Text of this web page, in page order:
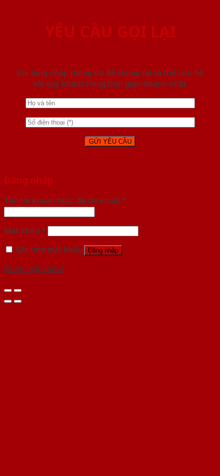
YÊU CẦU GỌI LẠI
Vui lòng nhập thông tin để chúng tôi có thể liên hệ
với quý khách trong thời gian nhanh nhất.
Đăng nhập
Tên tài khoản hoặc địa chỉ email *
Mật khẩu *
Ghi nhớ mật khẩu
Đăng nhập
Quên mật khẩu?